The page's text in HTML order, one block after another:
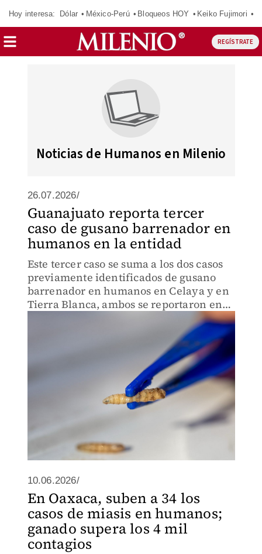
Hoy interesa: Dólar México-Perú Bloqueos HOY Keiko Fujimori
REGÍSTRATE
Noticias de Humanos en Milenio
26.07.2026/
Guanajuato reporta tercer
caso de gusano barrenador en
humanos en la entidad
Este tercer caso se suma a los dos casos
previamente identificados de gusano
barrenador en humanos en Celaya y en
Tierra Blanca, ambos se reportaron en
10.06.2026/
En Oaxaca, suben a 34 los
casos de miasis en humanos;
ganado supera los 4 mil
contagios